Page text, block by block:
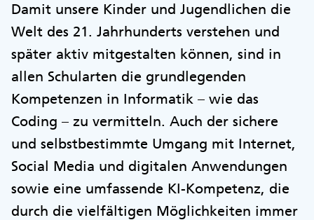
Damit unsere Kinder und Jugendlichen die
Welt des 21. Jahrhunderts verstehen und
später aktiv mitgestalten können, sind in
allen Schularten die grundlegenden
Kompetenzen in Informatik – wie das
Coding – zu vermitteln. Auch der sichere
und selbstbestimmte Umgang mit Internet,
Social Media und digitalen Anwendungen
sowie eine umfassende KI-Kompetenz, die
durch die vielfältigen Möglichkeiten immer